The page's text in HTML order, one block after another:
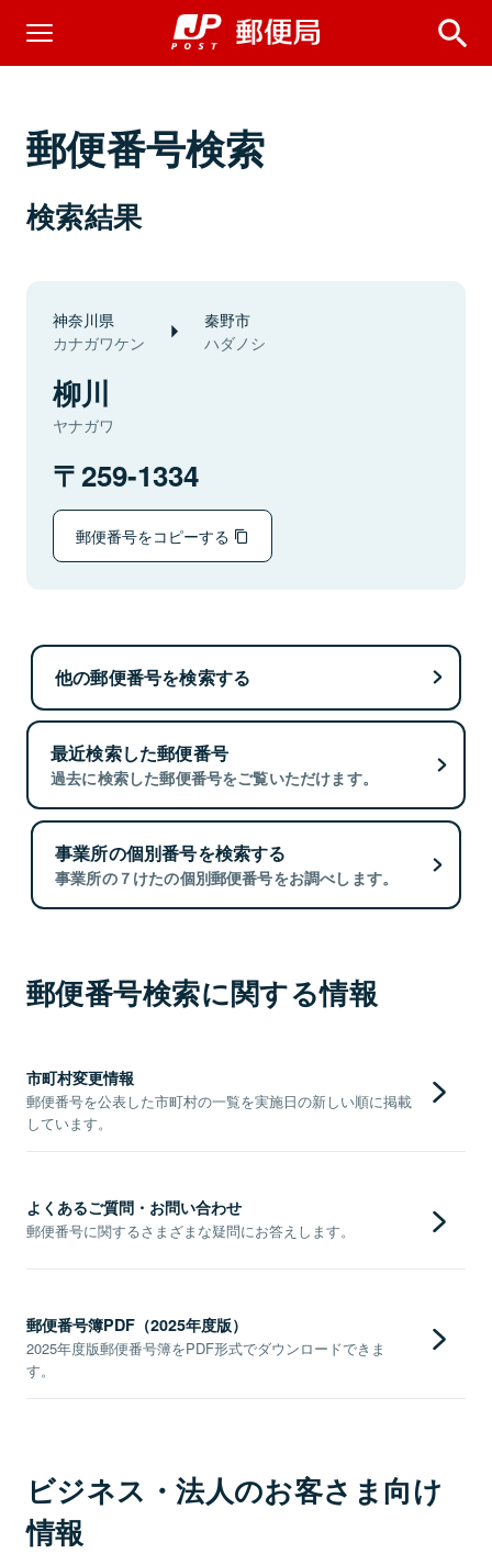
郵便番号検索
検索結果
神奈川県
カナガワケン
秦野市
ハダノシ
柳川
ヤナガワ
259-1334
郵便番号をコピーする
他の郵便番号を検索する
最近検索した郵便番号
過去に検索した郵便番号をご覧いただけます。
事業所の個別番号を検索する
事業所の７けたの個別郵便番号をお調べします。
郵便番号検索に関する情報
市町村変更情報
郵便番号を公表した市町村の一覧を実施日の新しい順に掲載
しています。
よくあるご質問・お問い合わせ
郵便番号に関するさまざまな疑問にお答えします。
郵便番号簿PDF（2025年度版）
2025年度版郵便番号簿をPDF形式でダウンロードできま
す。
ビジネス・法人のお客さま向け
情報